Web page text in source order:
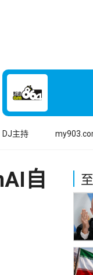
DJ主持
自